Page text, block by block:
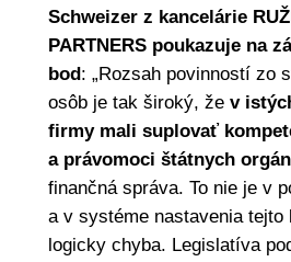
Schweizer z kancelárie
PARTNERS poukazuje na
bod: „Rozsah povinností zo
osôb je tak široký, že v
firmy mali suplovať
a právomoci štátnych
finančná správa. To nie je v
a v systéme nastavenia tejto
logicky chyba. Legislatíva